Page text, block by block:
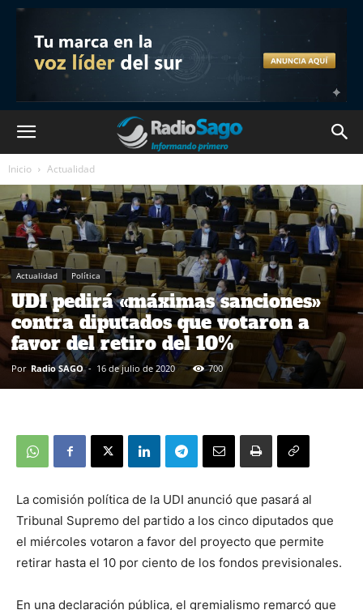
Inicio Actualidad
Actualidad Política
UDI pedirá «máximas sanciones»
contra diputados que votaron a
favor del retiro del 10%
Por Radio SAGO - 16 de julio de 2020 700
La comisión política de la UDI anunció que pasará al
Tribunal Supremo del partido a los cinco diputados que
el miércoles votaron a favor del proyecto que permite
retirar hasta el 10 por ciento de los fondos previsionales.
En una declaración pública, el gremialismo remarcó que